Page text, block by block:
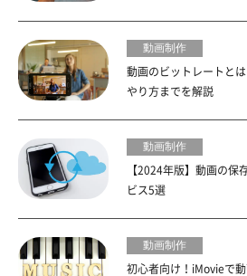
動画制作
動画のビットレートと
やり方までを解説
動画制作
【2024年版】動画の保
ビス5選
動画制作
初心者向け！iMovieで